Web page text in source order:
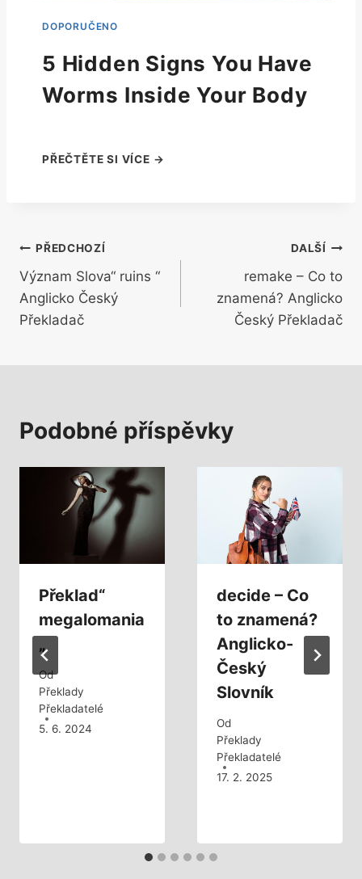
5 Hidden Signs You Have
Worms Inside Your Body
Navigace
pro
příspěvek
PŘEDCHOZÍ
Význam Slova“ ruins “
Anglicko Český
Překladač
DALŠÍ
remake – Co to
znamená? Anglicko
Český Překladač
Podobné příspěvky
Překlad“
megalomania
„
Od
Překlady
Překladatelé
5. 6. 2024
decide – Co
to znamená?
Anglicko-
Český
Slovník
Od
Překlady
Překladatelé
17. 2. 2025